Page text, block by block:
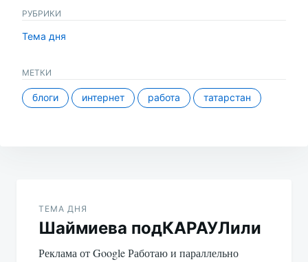
РУБРИКИ
Тема дня
МЕТКИ
блоги интернет работа татарстан
записям
ТЕМА ДНЯ
Шаймиева подКАРАУЛили
Реклама от Google Работаю и параллельно